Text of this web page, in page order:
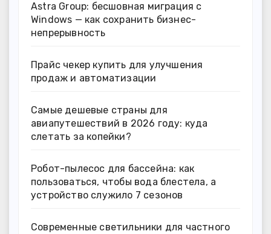
Astra Group: бесшовная миграция с
Windows — как сохранить бизнес-
непрерывность
Прайс чекер купить для улучшения
продаж и автоматизации
Самые дешевые страны для
авиапутешествий в 2026 году: куда
слетать за копейки?
Робот-пылесос для бассейна: как
пользоваться, чтобы вода блестела, а
устройство служило 7 сезонов
Современные светильники для частного